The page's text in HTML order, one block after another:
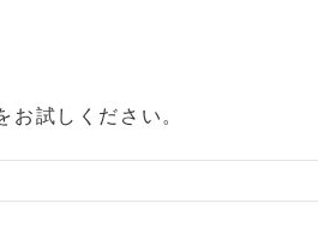
試しください。